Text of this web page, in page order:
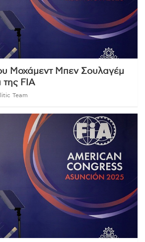
Μοχάμεντ Μπεν Σουλαγέμ
της FIA
Team